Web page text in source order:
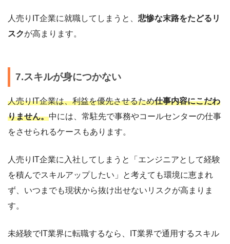
人売りIT企業に就職してしまうと、 悲惨な末路をたどるリ
スクが高まります。
7.スキルが身につかない
人売りIT企業は、利益を優先させるため仕事内容にこだわ
りません。中には、常駐先で事務やコールセンターの仕事
をさせられるケースもあります。
人売りIT企業に入社してしまうと「エンジニアとして経験
を積んでスキルアップしたい」と考えても環境に恵まれ
ず、いつまでも現状から抜け出せないリスクが高まりま
す。
未経験でIT業界に転職するなら、IT業界で通用するスキル